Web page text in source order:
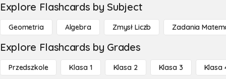
Explore Flashcards by Subject
Geometria Algebra Zmysł Liczb Zadania
Explore Flashcards by Grades
Przedszkole Klasa 1 Klasa 2 Klasa 3 Klasa